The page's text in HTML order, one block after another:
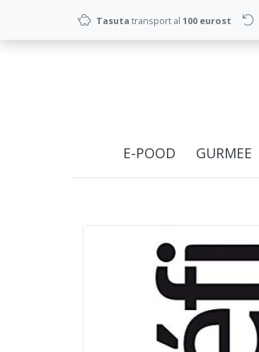
Tasuta transport al 100 eurost
E-POOD GURMEE